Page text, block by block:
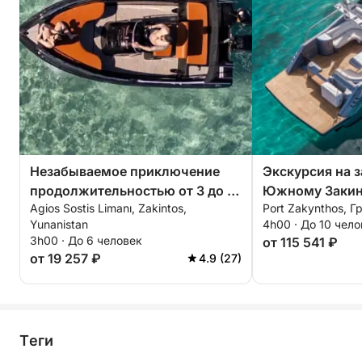
Незабываемое приключение
продолжительностью от 3 до 5
часов: знакомство с пляжами
Закинтоса на моторной лодке.
Agios Sostis Limanı, Zakintos,
Yunanistan
3h00 · До 6 человек
от 19 257 ₽ 4.9 (27)
Экскурсия на
Южному
и вино
Port Zakynthos,
4h00 · До 10
от 115 541 ₽
Tеги